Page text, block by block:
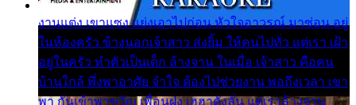
งานแต่ง เขาแซง แย่งเอาไปก่อน หัวใจอาวรณ์ มาซ่อน อยู่
ในห้องครัว ข้างนอกเจ้าสาว ส่งยิ้ม ให้คนไปทั่ว แต่เรา เฝ้า
อยู่ในครัว ทำตัวเป็นเด็ก ล้างจาน ในเมื่อ เจ้าสาว คือคน
บ้านใกล้ พึ่งพาอาศัย จำใจ ต้องไปช่วยงาน พอถึงเวลา เขา
พา กันเข้าพาขวัญ เพื่อนฝูง เฮฮาดังลั่น แต่เราล้างจาน